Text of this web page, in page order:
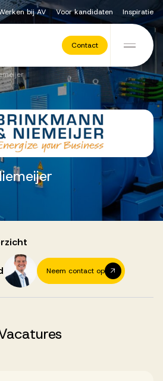
bij AV Voor kandidaten Inspiratie
Contact
Neem contact op